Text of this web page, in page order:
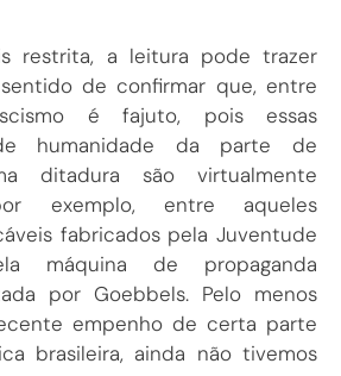
restrita, a leitura pode trazer
de confirmar que, entre
é fajuto, pois essas
humanidade da parte de
ditadura são virtualmente
exemplo, entre aqueles
fabricados pela Juventude
máquina de propaganda
por Goebbels. Pelo menos
empenho de certa parte
brasileira, ainda não tivemos